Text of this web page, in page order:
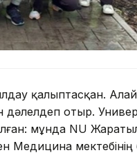
қалыптасқан.
отыр.
мұнда NU
Медицина мектебінің